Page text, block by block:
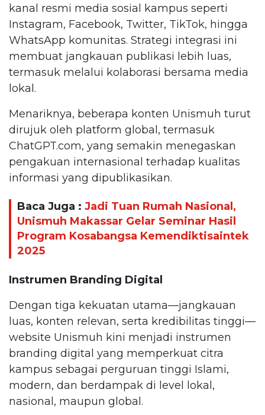
kanal resmi media sosial kampus seperti
Instagram, Facebook, Twitter, TikTok, hingga
WhatsApp komunitas. Strategi integrasi ini
membuat jangkauan publikasi lebih luas,
termasuk melalui kolaborasi bersama media
lokal.
Menariknya, beberapa konten Unismuh turut
dirujuk oleh platform global, termasuk
ChatGPT.com, yang semakin menegaskan
pengakuan internasional terhadap kualitas
informasi yang dipublikasikan.
Baca Juga : Jadi Tuan Rumah Nasional,
Unismuh Makassar Gelar Seminar Hasil
Program Kosabangsa Kemendiktisaintek
2025
Instrumen Branding Digital
Dengan tiga kekuatan utama—jangkauan
luas, konten relevan, serta kredibilitas tinggi—
website Unismuh kini menjadi instrumen
branding digital yang memperkuat citra
kampus sebagai perguruan tinggi Islami,
modern, dan berdampak di level lokal,
nasional, maupun global.